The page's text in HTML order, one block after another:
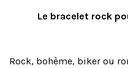
Le bracelet rock
Rock, bohème, biker ou